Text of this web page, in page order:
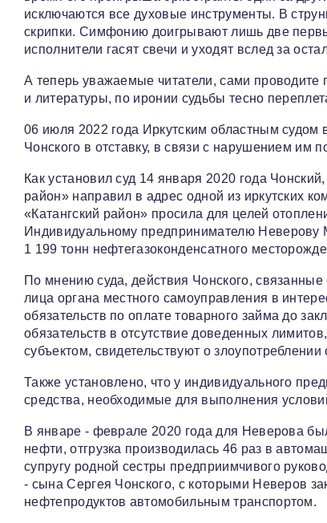
исключаются все духовые инструменты. В
скрипки. Симфонию доигрывают лишь две
исполнители гасят свечи и уходят вслед за
А теперь уважаемые читатели, сами проводите
и литературы, по иронии судьбы тесно
06 июля 2022 года Иркутским областным
Чонского в отставку, в связи с нарушением им
Как установил суд 14 января 2020 года
район» направил в адрес одной из иркутских
«Катангский район» просила для целей
Индивидуальному предпринимателю Неверову
1 199 тонн нефтегазоконденсатного
По мнению суда, действия Чонского,
лица органа местного самоуправления в
обязательств по оплате товарного займа до
обязательств в отсутствие доведенных
субъектом, свидетельствуют о
Также установлено, что у индивидуального
средства, необходимые для выполнения
В январе - феврале 2020 года для Неверова
нефти, отгрузка производилась 46 раз в
супругу родной сестры предприимчивого
- сына Сергея Чонского, с которыми Неверов
нефтепродуктов автомобильным транспортом.